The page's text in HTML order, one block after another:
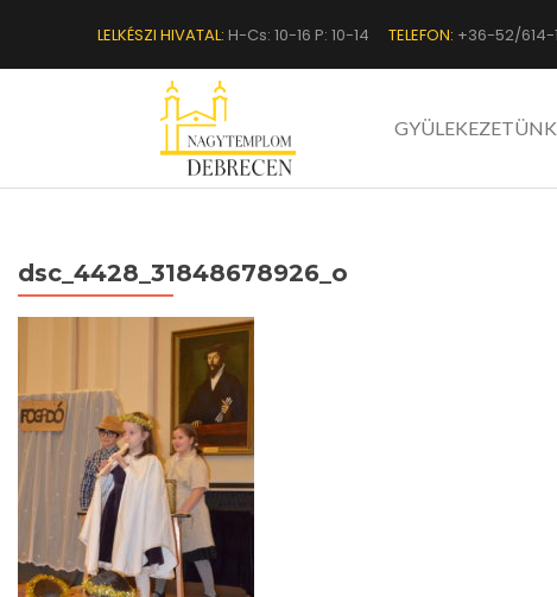
LELKÉSZI HIVATAL: H-Cs: 10-16 P: 10-14 TELEFON: +36-52/614-
GYÜLEKEZETÜNK
dsc_4428_31848678926_o